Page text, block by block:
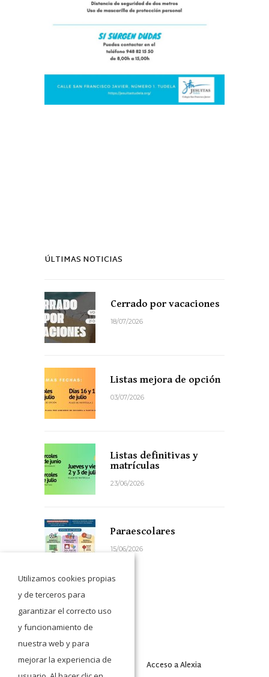
ÚLTIMAS NOTICIAS
Cerrado por vacaciones
18/07/2026
Listas mejora de opción
03/07/2026
Listas definitivas y
matrículas
23/06/2026
Paraescolares
15/06/2026
Acceso a Moodle Acceso a Alexia
Utilizamos cookies propias
y de terceros para
garantizar el correcto uso
y funcionamiento de
nuestra web y para
mejorar la experiencia de